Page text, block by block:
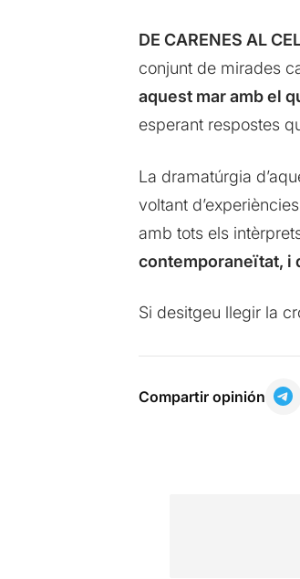
DE CARENES AL
conjunt de mirades
aquest mar amb el
esperant respostes
La dramatúrgia
voltant
amb tots els
contemporaneïtat, i
Si desitgeu llegir la
Compartir opinión